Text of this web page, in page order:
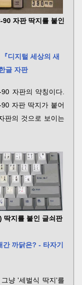
자판 딱지를 붙인
디지털 세상의 새
글 자판
자판의 약칭이다.
자판 딱지가 붙어
판의 것으로 보이는
딱지를 붙인 글쇠판
까닭은? - 타자기
냥 '세벌식 딱지'를